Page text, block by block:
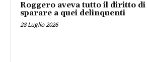
Roggero aveva tutto il diritto di
sparare a quei delinquenti
28 Luglio 2026